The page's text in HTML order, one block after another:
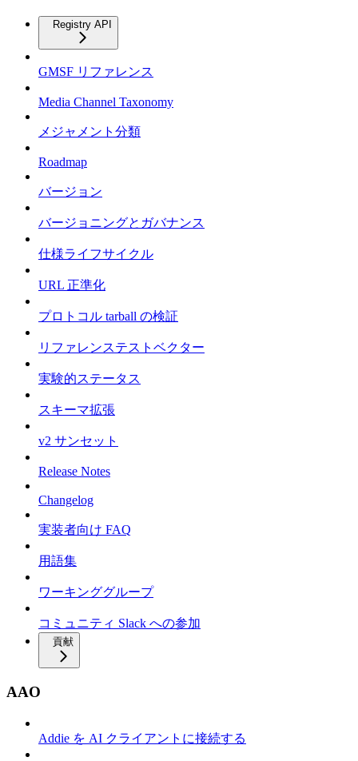
Registry API
GMSF リファレンス
Media Channel Taxonomy
メジャメント分類
Roadmap
バージョン
バージョニングとガバナンス
仕様ライフサイクル
URL 正準化
プロトコル tarball の検証
リファレンステストベクター
実験的ステータス
スキーマ拡張
v2 サンセット
Release Notes
Changelog
実装者向け FAQ
用語集
ワーキンググループ
コミュニティ Slack への参加
貢献
AAO
Addie を AI クライアントに接続する